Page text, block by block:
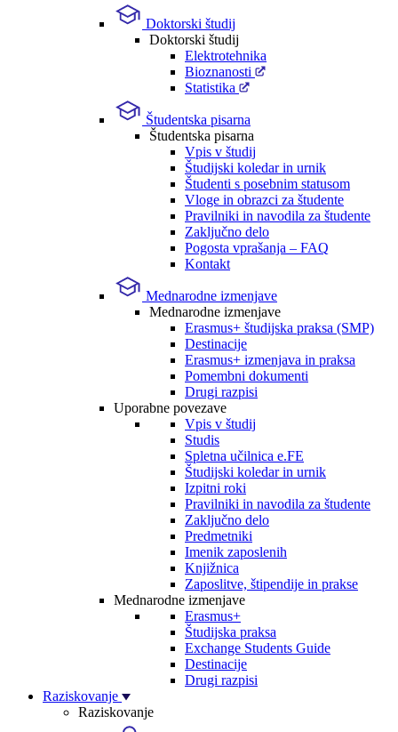
Doktorski študij
Doktorski študij
Elektrotehnika
Bioznanosti
Statistika
Študentska pisarna
Študentska pisarna
Vpis v študij
Študijski koledar in urnik
Študenti s posebnim statusom
Vloge in obrazci za študente
Pravilniki in navodila za študente
Zaključno delo
Pogosta vprašanja – FAQ
Kontakt
Mednarodne izmenjave
Mednarodne izmenjave
Erasmus+ študijska praksa (SMP)
Destinacije
Erasmus+ izmenjava in praksa
Pomembni dokumenti
Drugi razpisi
Uporabne povezave
Vpis v študij
Studis
Spletna učilnica e.FE
Študijski koledar in urnik
Izpitni roki
Pravilniki in navodila za študente
Zaključno delo
Predmetniki
Imenik zaposlenih
Knjižnica
Zaposlitve, štipendije in prakse
Mednarodne izmenjave
Erasmus+
Študijska praksa
Exchange Students Guide
Destinacije
Drugi razpisi
Raziskovanje
Raziskovanje